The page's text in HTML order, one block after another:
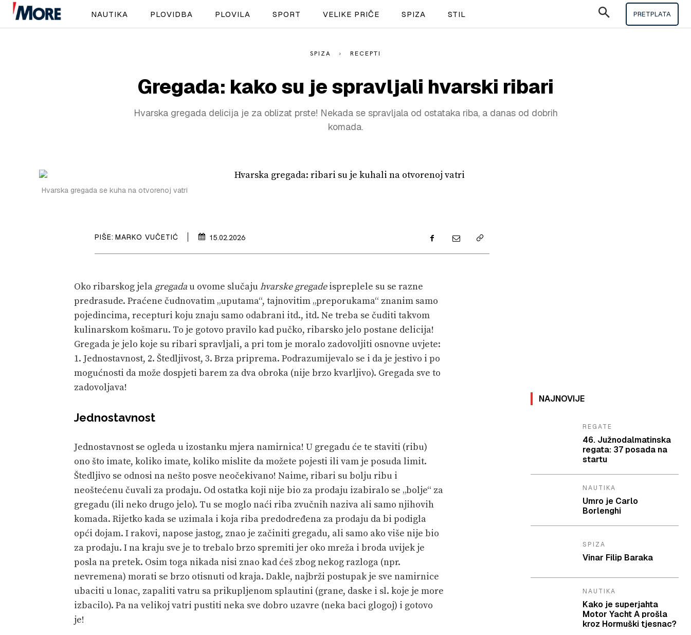
SPORT
PLOVILA
VELIKE PRIČE
NAUTIKA PLOVIDBA PLOVILA SPORT VELIKE PRIČE SPIZA STIL PRETPLATA
SPIZA RECEPTI
Gregada: kako su je spravljali hvarski ribari
Hvarska gregada delicija je za oblizat prste! Nekada se spravljala od ostataka riba, a danas od dobrih
komada.
Hvarska gregada se kuha na otvorenoj vatri
PIŠE: MARKO VUČETIĆ 15.02.2026
Oko ribarskog jela gregada u ovome slučaju hvarske gregadeispreplele su se razne
predrasude. Praćene čudnovatim „uputama“, tajnovitim „preporukama“ znanim samo
pojedincima, recepturi koju znaju samo odabrani itd., itd. Ne treba se čuditi takvom
kulinarskom košmaru. To je gotovo pravilo kad pučko, ribarsko jelo postane delicija!
Gregada je jelo koje su ribari spravljali, a pri tom je moralo zadovoljiti osnovne uvjete:
1. Jednostavnost, 2. Štedljivost, 3. Brza priprema. Podrazumijevalo se i da je jestivo i po
mogućnosti da može dospjeti barem za dva obroka (nije brzo kvarljivo). Gregada sve to
zadovoljava!
Jednostavnost
Jednostavnost se ogleda u izostanku mjera namirnica! U gregadu će te staviti (ribu)
ono što imate, koliko imate, koliko mislite da možete pojesti ili vam je posuda limit.
Štedljivo se odnosi na nešto posve neočekivano! Naime, ribari su bolju ribu i
neoštećenu čuvali za prodaju. Od ostatka koji nije bio za prodaju izabiralo se „bolje“ za
gregadu (ili neko drugo jelo). Tu se moglo naći riba zvučnih naziva ali samo njihovih
komada. Rijetko kada se uzimala i koja riba predodređena za prodaju da bi podigla
opći dojam. I rakovi, napose jastog, znao je začiniti gregadu, ali samo ako više nije bio
za prodaju. I na kraju sve je to trebalo brzo spremiti jer oko mreža i broda uvijek je
posla na pretek. Osim toga nikada nisi znao kad ćeš zbog nekog razloga (npr.
nevremena) morati se brzo otisnuti od kraja. Dakle, najbrži postupak je sve namirnice
ubaciti u lonac, zapaliti vatru sa prikupljenom splautini (grane, daske i sl. koje je more
izbacilo). Pa na velikoj vatri pustiti neka sve dobro uzavre (neka baci glogoj) i gotovo
je!
NAJNOVIJE
REGATE
46. Južnodalmatinska
regata: 37 posada na
startu
NAUTIKA
Umro je Carlo
Borlenghi
SPIZA
Vinar Filip Baraka
NAUTIKA
Kako je superjahta
Motor Yacht A prošla
kroz Hormuški tjesnac?